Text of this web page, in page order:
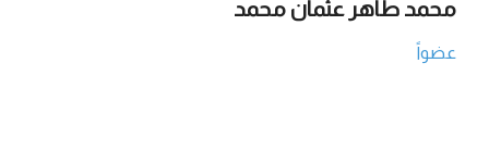
محمد طاهر عثمان محمد
عضواً